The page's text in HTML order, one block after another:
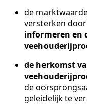
de
versterken door
informeren en
de herkomst
de
geleidelijk te